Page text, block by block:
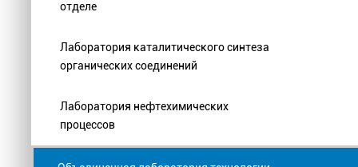
отделе
Лаборатория каталитического синтеза
органических соединений
Лаборатория нефтехимических
процессов